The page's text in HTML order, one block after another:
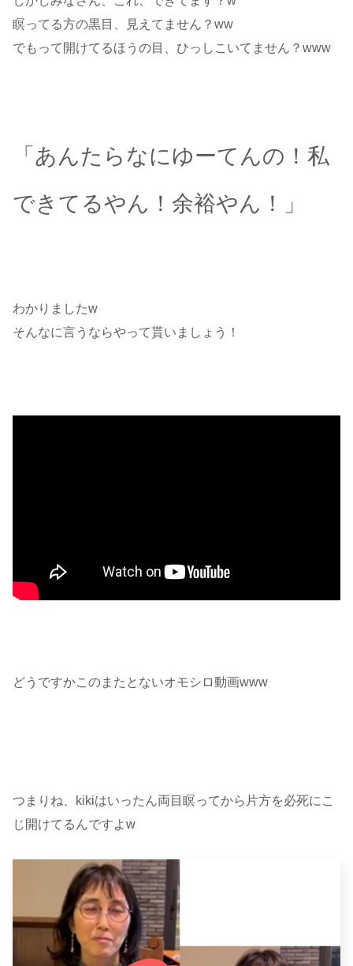
瞑ってる方の黒目、見えてません？ww
でもって開けてるほうの目、ひっしこいてません？www
「あんたらなにゆーてんの！私
できてるやん！余裕やん！」
わかりましたw
そんなに言うならやって貰いましょう！
どうですかこのまたとないオモシロ動画www
つまりね、kikiはいったん両目瞑ってから片方を必死にこ
じ開けてるんですよw